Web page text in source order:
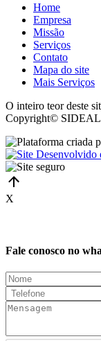
Home
Empresa
Missão
Serviços
Contato
Mapa do site
Mais Serviços
O inteiro teor deste
Copyright© SIDEAL
X
Fale conosco no